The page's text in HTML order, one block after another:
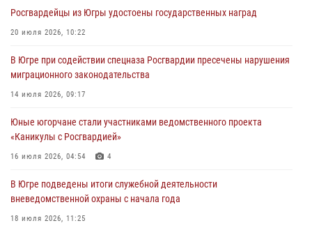
В Югре при силовой поддержке ОМОН Росгвардии задержаны
06 августа 2026, 09:07 2 1
Урайский отдел вневедомственной охраны Росгвардии отмечает
05 августа 2026, 12:01 3
Росгвардейцы из Югры удостоены государственных наград
20 июля 2026, 10:22
В Югре при содействии спецназа Росгвардии пресечены нарушения
миграционного законодательства
14 июля 2026, 09:17
Юные югорчане стали участниками ведомственного проекта
«Каникулы с Росгвардией»
16 июля 2026, 04:54 4
В Югре подведены итоги служебной деятельности
вневедомственной охраны с начала года
18 июля 2026, 11:25